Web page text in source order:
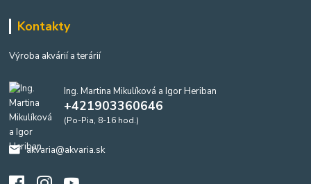
Kontakty
Výroba akvárií a terárií
Ing. Martina Mikulíková a Igor Heriban
+421903360646
(Po-Pia, 8-16 hod.)
akvaria@akvaria.sk